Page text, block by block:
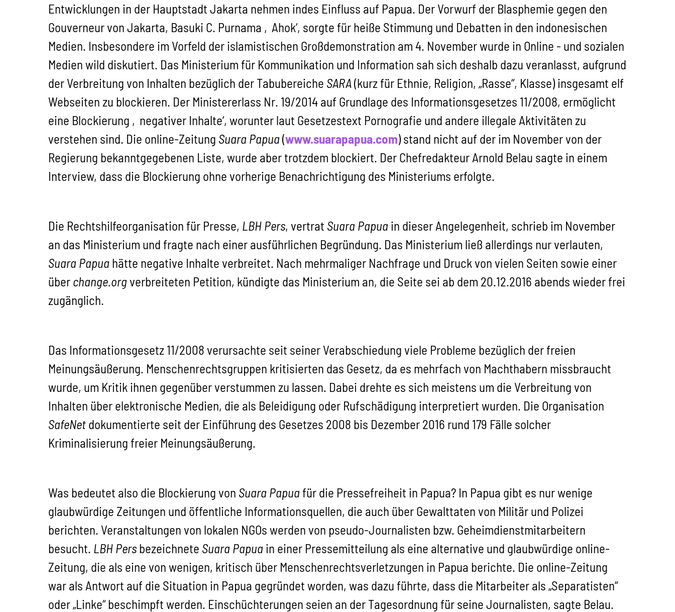
Entwicklungen in der Hauptstadt Jakarta nehmen indes Einfluss auf Papua. Der Vorwurf der Blasphemie gegen den
Gouverneur von Jakarta, Basuki C. Purnama ‚Ahok‘, sorgte für heiße Stimmung und Debatten in den indonesischen
Medien. Insbesondere im Vorfeld der islamistischen Großdemonstration am 4. November wurde in Online - und sozialen
Medien wild diskutiert. Das Ministerium für Kommunikation und Information sah sich deshalb dazu veranlasst, aufgrund
der Verbreitung von Inhalten bezüglich der Tabubereiche SARA (kurz für Ethnie, Religion, „Rasse“, Klasse) insgesamt elf
Webseiten zu blockieren. Der Ministererlass Nr. 19/2014 auf Grundlage des Informationsgesetzes 11/2008, ermöglicht
eine Blockierung ‚negativer Inhalte‘, worunter laut Gesetzestext Pornografie und andere illegale Aktivitäten zu
verstehen sind. Die online-Zeitung Suara Papua (www.suarapapua.com) stand nicht auf der im November von der
Regierung bekanntgegebenen Liste, wurde aber trotzdem blockiert. Der Chefredakteur Arnold Belau sagte in einem
Interview, dass die Blockierung ohne vorherige Benachrichtigung des Ministeriums erfolgte.
Die Rechtshilfeorganisation für Presse, LBH Pers, vertrat Suara Papua in dieser Angelegenheit, schrieb im November
an das Ministerium und fragte nach einer ausführlichen Begründung. Das Ministerium ließ allerdings nur verlauten,
Suara Papua hätte negative Inhalte verbreitet. Nach mehrmaliger Nachfrage und Druck von vielen Seiten sowie einer
über change.org verbreiteten Petition, kündigte das Ministerium an, die Seite sei ab dem 20.12.2016 abends wieder frei
zugänglich.
Das Informationsgesetz 11/2008 verursachte seit seiner Verabschiedung viele Probleme bezüglich der freien
Meinungsäußerung. Menschenrechtsgruppen kritisierten das Gesetz, da es mehrfach von Machthabern missbraucht
wurde, um Kritik ihnen gegenüber verstummen zu lassen. Dabei drehte es sich meistens um die Verbreitung von
Inhalten über elektronische Medien, die als Beleidigung oder Rufschädigung interpretiert wurden. Die Organisation
SafeNet dokumentierte seit der Einführung des Gesetzes 2008 bis Dezember 2016 rund 179 Fälle solcher
Kriminalisierung freier Meinungsäußerung.
Was bedeutet also die Blockierung von Suara Papua für die Pressefreiheit in Papua? In Papua gibt es nur wenige
glaubwürdige Zeitungen und öffentliche Informationsquellen, die auch über Gewalttaten von Militär und Polizei
berichten. Veranstaltungen von lokalen NGOs werden von pseudo-Journalisten bzw. Geheimdienstmitarbeitern
besucht. LBH Pers bezeichnete Suara Papua in einer Pressemitteilung als eine alternative und glaubwürdige online-
Zeitung, die als eine von wenigen, kritisch über Menschenrechtsverletzungen in Papua berichte. Die online-Zeitung
war als Antwort auf die Situation in Papua gegründet worden, was dazu führte, dass die Mitarbeiter als „Separatisten“
oder „Linke“ beschimpft werden. Einschüchterungen seien an der Tagesordnung für seine Journalisten, sagte Belau.